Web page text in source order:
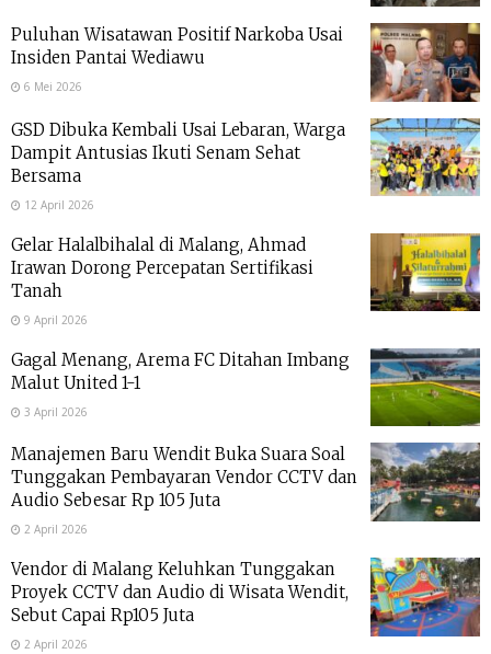
Puluhan Wisatawan Positif Narkoba Usai
Insiden Pantai Wediawu
6 Mei 2026
GSD Dibuka Kembali Usai Lebaran, Warga
Dampit Antusias Ikuti Senam Sehat
Bersama
12 April 2026
Gelar Halalbihalal di Malang, Ahmad
Irawan Dorong Percepatan Sertifikasi
Tanah
9 April 2026
Gagal Menang, Arema FC Ditahan Imbang
Malut United 1-1
3 April 2026
Manajemen Baru Wendit Buka Suara Soal
Tunggakan Pembayaran Vendor CCTV dan
Audio Sebesar Rp 105 Juta
2 April 2026
Vendor di Malang Keluhkan Tunggakan
Proyek CCTV dan Audio di Wisata Wendit,
Sebut Capai Rp105 Juta
2 April 2026